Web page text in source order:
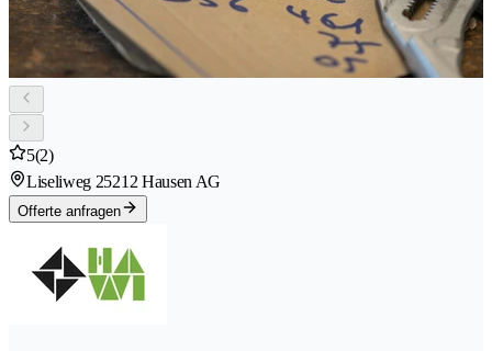
5(2)
Liseliweg 25212 Hausen AG
Offerte anfragen